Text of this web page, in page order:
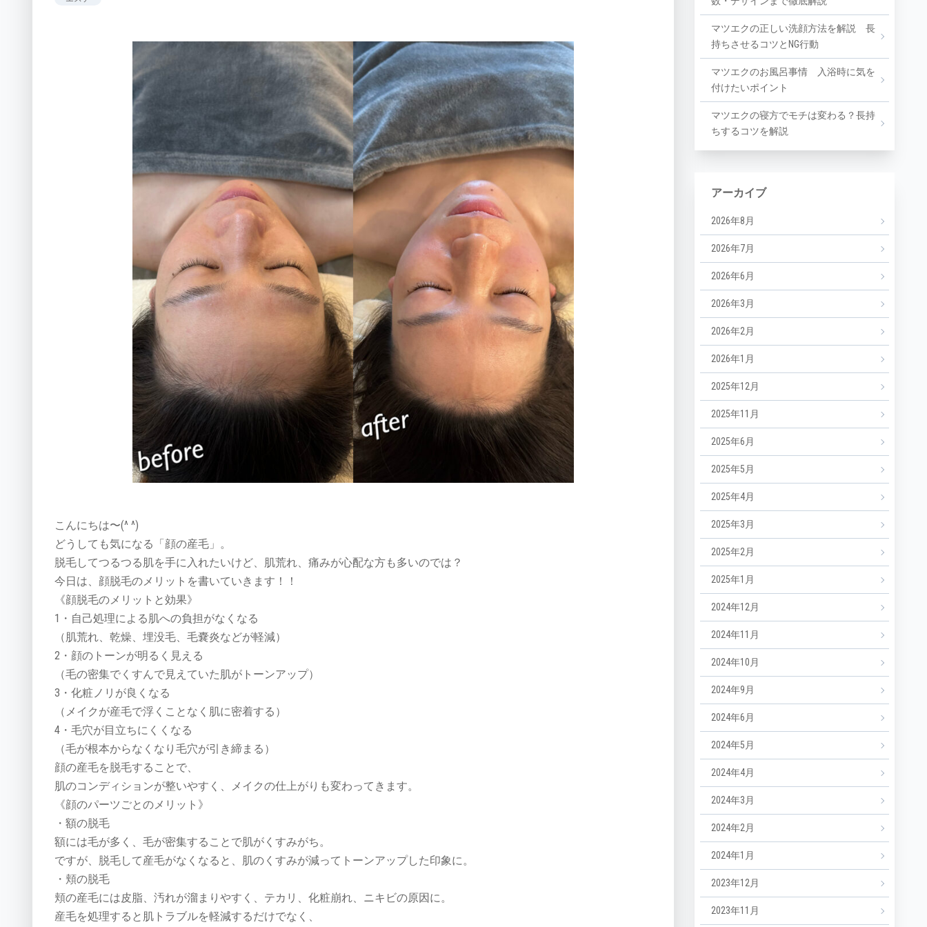
こんにちは〜(^ ^)
どうしても気になる「顔の産毛」。
脱毛してつるつる肌を手に入れたいけど、肌荒れ、痛みが心配な方も多いのでは？
今日は、顔脱毛のメリットを書いていきます！！
《顔脱毛のメリットと効果》
1・自己処理による肌への負担がなくなる
（肌荒れ、乾燥、埋没毛、毛嚢炎などが軽減）
2・顔のトーンが明るく見える
（毛の密集でくすんで見えていた肌がトーンアップ）
3・化粧ノリが良くなる
（メイクが産毛で浮くことなく肌に密着する）
4・毛穴が目立ちにくくなる
（毛が根本からなくなり毛穴が引き締まる）
顔の産毛を脱毛することで、
肌のコンディションが整いやすく、メイクの仕上がりも変わってきます。
《顔のパーツごとのメリット》
・額の脱毛
額には毛が多く、毛が密集することで肌がくすみがち。
ですが、脱毛して産毛がなくなると、肌のくすみが減ってトーンアップした印象に。
・頬の脱毛
頬の産毛には皮脂、汚れが溜まりやすく、テカリ、化粧崩れ、ニキビの原因に。
産毛を処理すると肌トラブルを軽減するだけでなく、
マツエクの正しい洗顔方法を解説 長
持ちさせるコツとNG行動
マツエクのお風呂事情 入浴時に気を
付けたいポイント
マツエクの寝方でモチは変わる？長持
ちするコツを解説
アーカイブ
2026年8月
2026年7月
2026年6月
2026年3月
2026年2月
2026年1月
2025年12月
2025年11月
2025年6月
2025年5月
2025年4月
2025年3月
2025年2月
2025年1月
2024年12月
2024年11月
2024年10月
2024年9月
2024年6月
2024年5月
2024年4月
2024年3月
2024年2月
2024年1月
2023年12月
2023年11月